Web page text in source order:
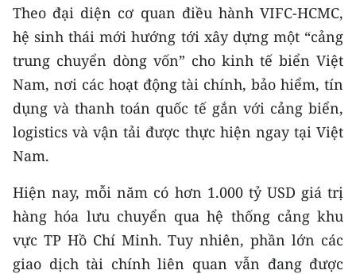
54 DÂN TỘC VIỆT NAM
CHƯƠNG TRÌNH OCOP - MỖI XÃ
MỘT SẢN PHẨM
RADIO
MEDIA CENTER
E-Magazine
Video
Theo đại diện cơ quan điều hành VIFC-HCMC,
hệ sinh thái mới hướng tới xây dựng một “cảng
trung chuyển dòng vốn” cho kinh tế biển Việt
Nam, nơi các hoạt động tài chính, bảo hiểm, tín
dụng và thanh toán quốc tế gắn với cảng biển,
logistics và vận tải được thực hiện ngay tại Việt
Nam.
Hiện nay, mỗi năm có hơn 1.000 tỷ USD giá trị
hàng hóa lưu chuyển qua hệ thống cảng khu
vực TP Hồ Chí Minh. Tuy nhiên, phần lớn các
giao dịch tài chính liên quan vẫn đang được